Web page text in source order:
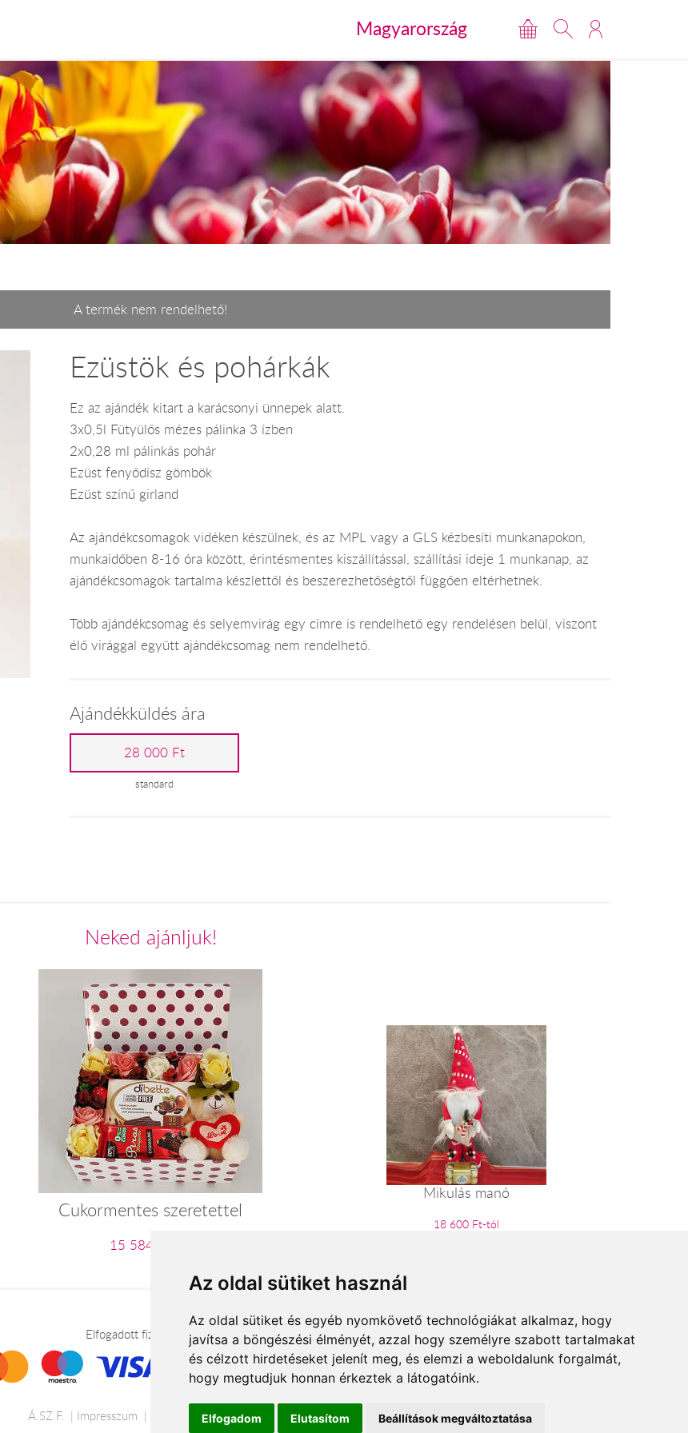
Az oldal sütiket használ
Az oldal sütiket és egyéb nyomkövető technológiákat alkalmaz, hogy
javítsa a böngészési élményét, azzal hogy személyre szabott tartalmakat
és célzott hirdetéseket jelenít meg, és elemzi a weboldalunk forgalmát,
hogy megtudjuk honnan érkeztek a látogatóink.
Elfogadom Elutasítom Beállítások megváltoztatása
Magyarország
A termék nem rendelhető!
Ezüstök és pohárkák
Ez az ajándék kitart a karácsonyi ünnepek alatt.
3x0,5l Fütyülős mézes pálinka 3 ízben
2x0,28 ml pálinkás pohár
Ezüst fenyődísz gömbök
Ezüst színű girland
Az ajándékcsomagok vidéken készülnek, és az MPL vagy a GLS kézbesíti munkanapokon,
munkaidőben 8-16 óra között, érintésmentes kiszállítással, szállítási ideje 1 munkanap, az
ajándékcsomagok tartalma készlettől és beszerezhetőségtől függően eltérhetnek.
Több ajándékcsomag és selyemvirág egy címre is rendelhető egy rendelésen belül, viszont
élő virággal együtt ajándékcsomag nem rendelhető.
Ajándékküldés ára
28 000 Ft
standard
Neked ajánljuk!
Cukormentes szeretettel
15 584 Ft-tól
Mikulás manó
18 600 Ft-tól
Elfogadott fizetési módok
Á.SZ.F. Impresszum Adatkezelési tájékoztató